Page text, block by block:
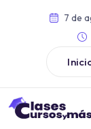
7 de